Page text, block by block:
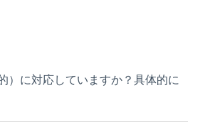
）に対応していますか？具体的に